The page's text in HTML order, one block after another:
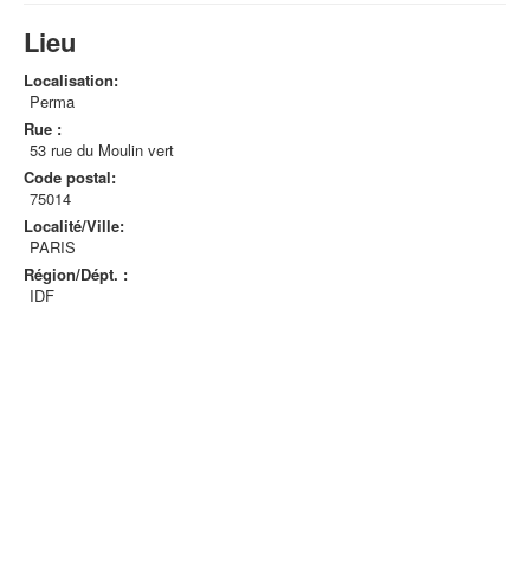
Lieu
Localisation:
Perma
Rue :
53 rue du Moulin vert
Code postal:
75014
Localité/Ville:
PARIS
Région/Dépt. :
IDF